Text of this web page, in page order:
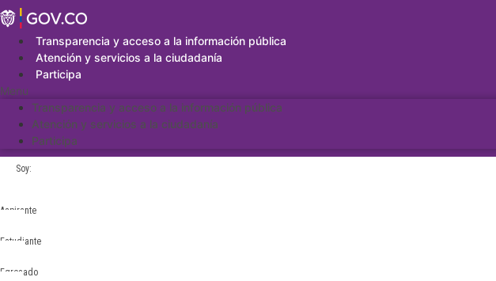
Saltar
al
contenidoTransparencia y acceso a la información pública
Atención y servicios a la ciudadanía
Participa
Menu
Transparencia y acceso a la información pública
Atención y servicios a la ciudadanía
Participa
Soy:
Aspirante
Estudiante
Egresado